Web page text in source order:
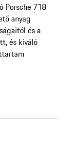
Porsche 718
anyag
és a
és kiváló